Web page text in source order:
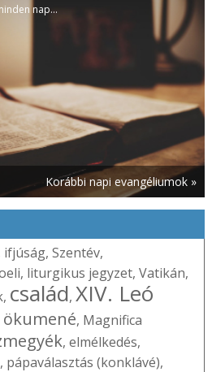
nap...
Korábbi napi evangéliumok »
ifjúság, Szentév,
, liturgikus jegyzet, Vatikán,
, család, XIV. Leó
ökumené, Magnifica
, elmélkedés,
, pápaválasztás (konklávé),